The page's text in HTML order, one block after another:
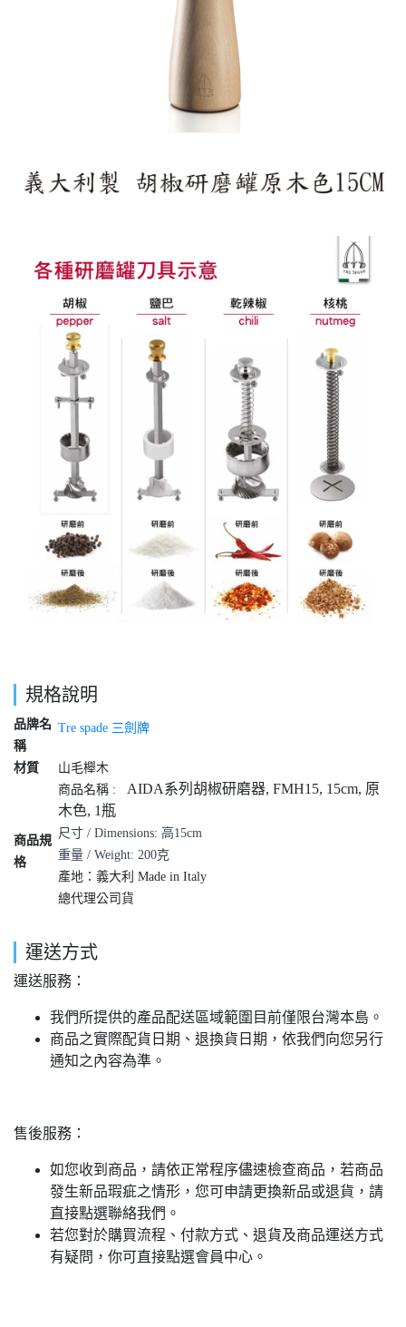
規格說明
品牌名
稱
Tre spade 三劍牌
材質 山毛櫸木
商品規
格
商品名稱 :
AIDA系列胡椒研磨器, FMH15, 15cm, 原
木色, 1瓶
尺寸 / Dimensions: 高15cm
重量 / Weight: 200克
產地：義大利 Made in Italy
總代理公司貨
運送方式
運送服務：
我們所提供的產品配送區域範圍目前僅限台灣本島。
商品之實際配貨日期、退換貨日期，依我們向您另行
通知之內容為準。
售後服務：
如您收到商品，請依正常程序儘速檢查商品，若商品
發生新品瑕疵之情形，您可申請更換新品或退貨，請
直接點選聯絡我們。
若您對於購買流程、付款方式、退貨及商品運送方式
有疑問，你可直接點選會員中心。